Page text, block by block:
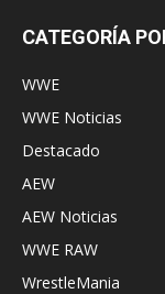
CATEGORÍA
WWE
WWE Noticias
Destacado
AEW
AEW Noticias
WWE RAW
WrestleMania